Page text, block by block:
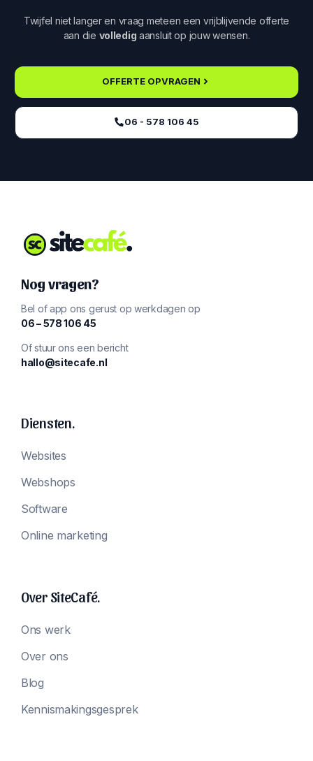
Twijfel niet langer en vraag meteen een vrijblijvende offerte
aan die volledig aansluit op jouw wensen.
OFFERTE OPVRAGEN
06 - 578 106 45‬
Nog vragen?
Bel of app ons gerust op werkdagen op
‪06 – 578 106 45‬
Of stuur ons een bericht
hallo@sitecafe.nl
Diensten.
Websites
Webshops
Software
Online marketing
Over SiteCafé.
Ons werk
Over ons
Blog
Kennismakingsgesprek